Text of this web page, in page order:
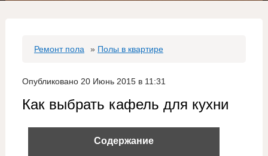
Ремонт пола » Полы в квартире
Опубликовано 20 Июнь 2015 в 11:31
Как выбрать кафель для кухни
Содержание